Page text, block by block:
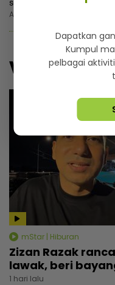
solat berdiri
Ahad, 9 Ogos 2026 12:30 PM
Video
mStar | Hiburan
Zizan Razak
lawak, beri
1 hari lalu
Dapatkan
Kumpul
pelbagai